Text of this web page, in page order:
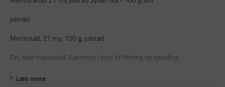
julerød
Merinould, 21 my, 100 g, julerød
Fin, blød merinould. Kæmmet i tops til filtning og spinding
Læs mere